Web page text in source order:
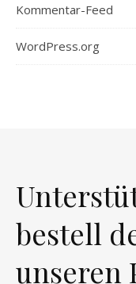
Kommentar-Feed
WordPress.org
bestell
unseren